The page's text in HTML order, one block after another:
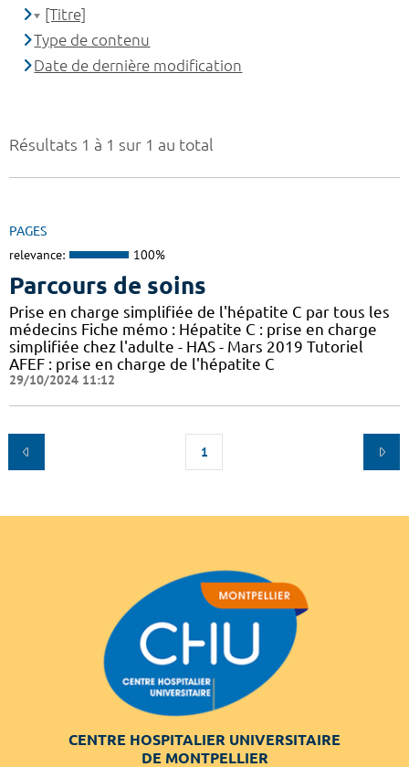
Résultats 1 à 1 sur 1 au total
PAGES
relevance: 100%
Parcours de soins
Prise en charge simplifiée de l'hépatite C par tous les
médecins Fiche mémo : Hépatite C : prise en charge
simplifiée chez l'adulte - HAS - Mars 2019 Tutoriel
AFEF : prise en charge de l'hépatite C
29/10/2024 11:12
1
[Titre]
Type de contenu
Date de dernière modification
CENTRE HOSPITALIER UNIVERSITAIRE
DE MONTPELLIER